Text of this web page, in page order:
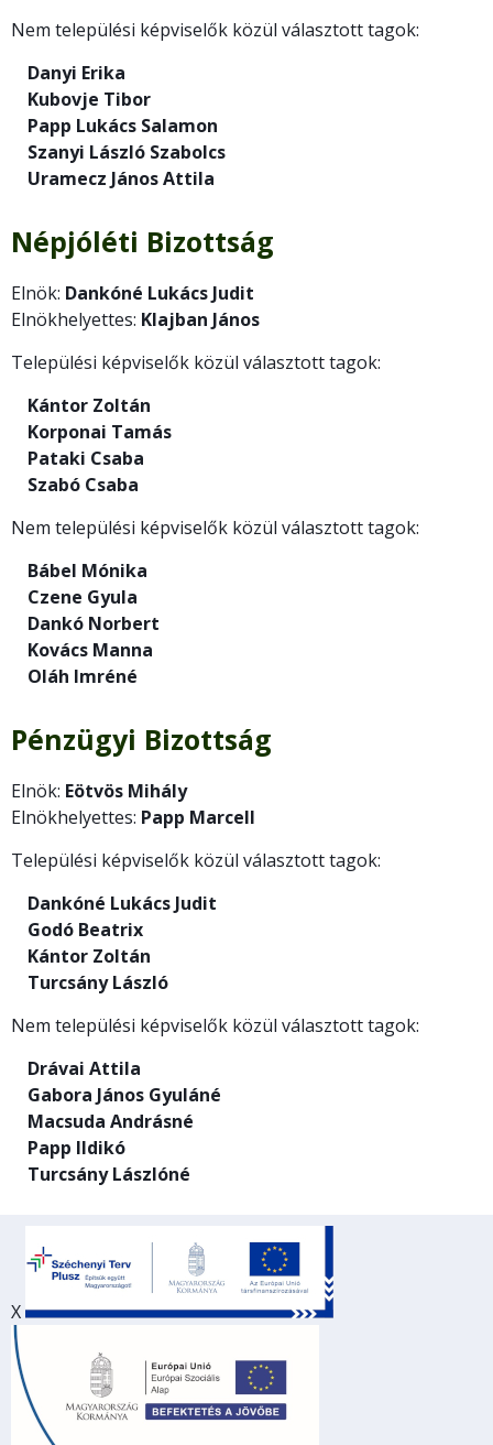
Nem települési képviselők közül választott tagok:
Danyi Erika
Kubovje Tibor
Papp Lukács Salamon
Szanyi László Szabolcs
Uramecz János Attila
Népjóléti Bizottság
Elnök: Dankóné Lukács Judit
Elnökhelyettes: Klajban János
Települési képviselők közül választott tagok:
Kántor Zoltán
Korponai Tamás
Pataki Csaba
Szabó Csaba
Nem települési képviselők közül választott tagok:
Bábel Mónika
Czene Gyula
Dankó Norbert
Kovács Manna
Oláh Imréné
Pénzügyi Bizottság
Elnök: Eötvös Mihály
Elnökhelyettes: Papp Marcell
Települési képviselők közül választott tagok:
Dankóné Lukács Judit
Godó Beatrix
Kántor Zoltán
Turcsány László
Nem települési képviselők közül választott tagok:
Drávai Attila
Gabora János Gyuláné
Macsuda Andrásné
Papp Ildikó
Turcsány Lászlóné
X